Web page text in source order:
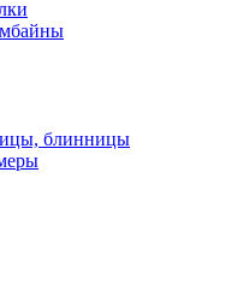
блинницы